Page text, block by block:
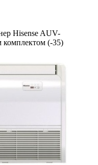
Hisense AUV-
комплектом (-35)